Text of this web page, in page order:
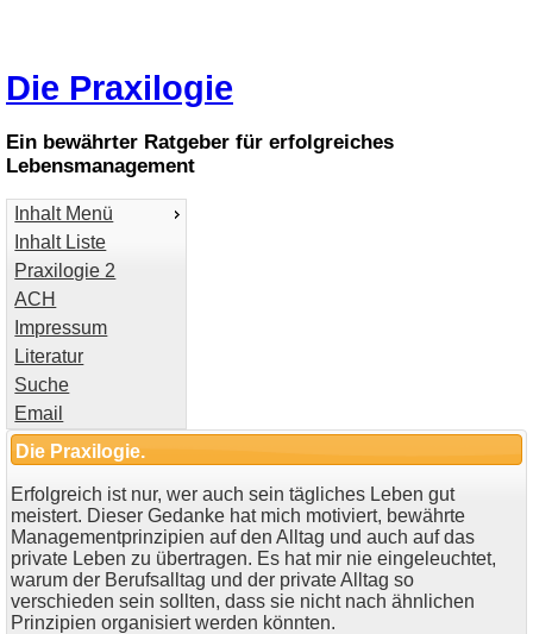
Die Praxilogie
Ein bewährter Ratgeber für erfolgreiches
Lebensmanagement
Inhalt Menü
Inhalt Liste
Praxilogie 2
ACH
Impressum
Literatur
Suche
Email
Die Praxilogie.
Erfolgreich ist nur, wer auch sein tägliches Leben gut
meistert. Dieser Gedanke hat mich motiviert, bewährte
Managementprinzipien auf den Alltag und auch auf das
private Leben zu übertragen. Es hat mir nie eingeleuchtet,
warum der Berufsalltag und der private Alltag so
verschieden sein sollten, dass sie nicht nach ähnlichen
Prinzipien organisiert werden könnten.